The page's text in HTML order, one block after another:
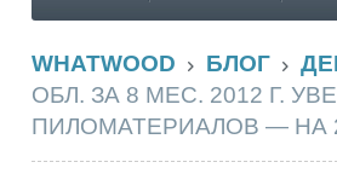
WHATWOOD БЛОГ
ОБЛ. ЗА 8 МЕС. 2012 Г.
ПИЛОМАТЕРИАЛОВ — НА